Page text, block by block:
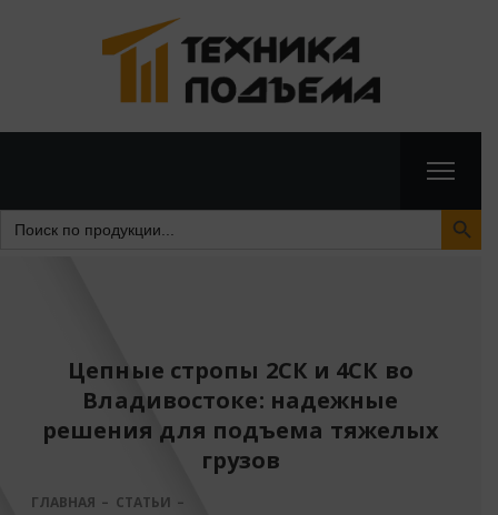
Search
for:
Search Button
Цепные стропы 2СК и 4СК во
Владивостоке: надежные
решения для подъема тяжелых
грузов
ГЛАВНАЯ
СТАТЬИ